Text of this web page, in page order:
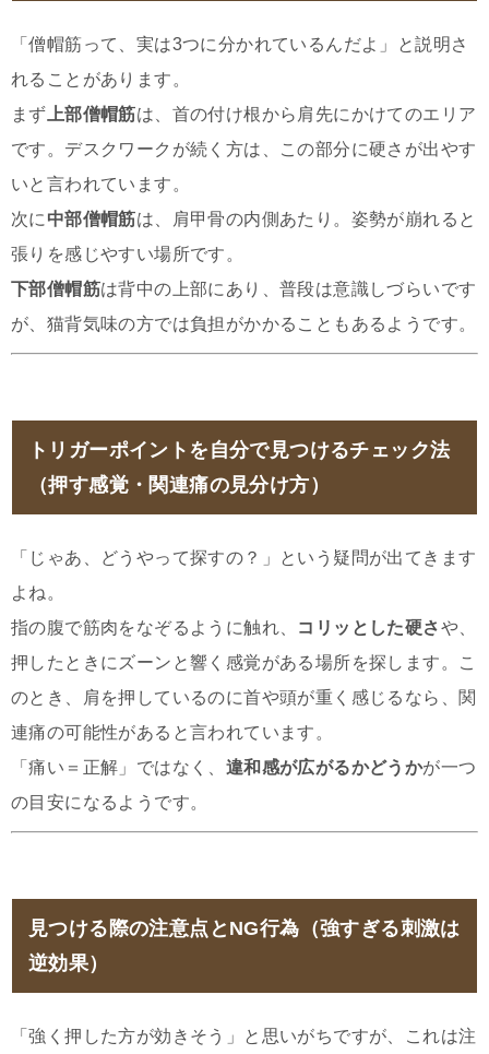
「僧帽筋って、実は3つに分かれているんだよ」と説明さ
れることがあります。
まず 上部僧帽筋は、首の付け根から肩先にかけてのエリア
です。デスクワークが続く方は、この部分に硬さが出やす
いと言われています。
次に 中部僧帽筋は、肩甲骨の内側あたり。姿勢が崩れると
張りを感じやすい場所です。
下部僧帽筋は背中の上部にあり、普段は意識しづらいです
が、猫背気味の方では負担がかかることもあるようです。
トリガーポイントを自分で見つけるチェック法
（押す感覚・関連痛の見分け方）
「じゃあ、どうやって探すの？」という疑問が出てきます
よね。
指の腹で筋肉をなぞるように触れ、 コリッとした硬さや、
押したときにズーンと響く感覚がある場所を探します。こ
のとき、肩を押しているのに首や頭が重く感じるなら、関
連痛の可能性があると言われています。
「痛い＝正解」ではなく、 違和感が広がるかどうかが一つ
の目安になるようです。
見つける際の注意点とNG行為（強すぎる刺激は
逆効果）
「強く押した方が効きそう」と思いがちですが、これは注